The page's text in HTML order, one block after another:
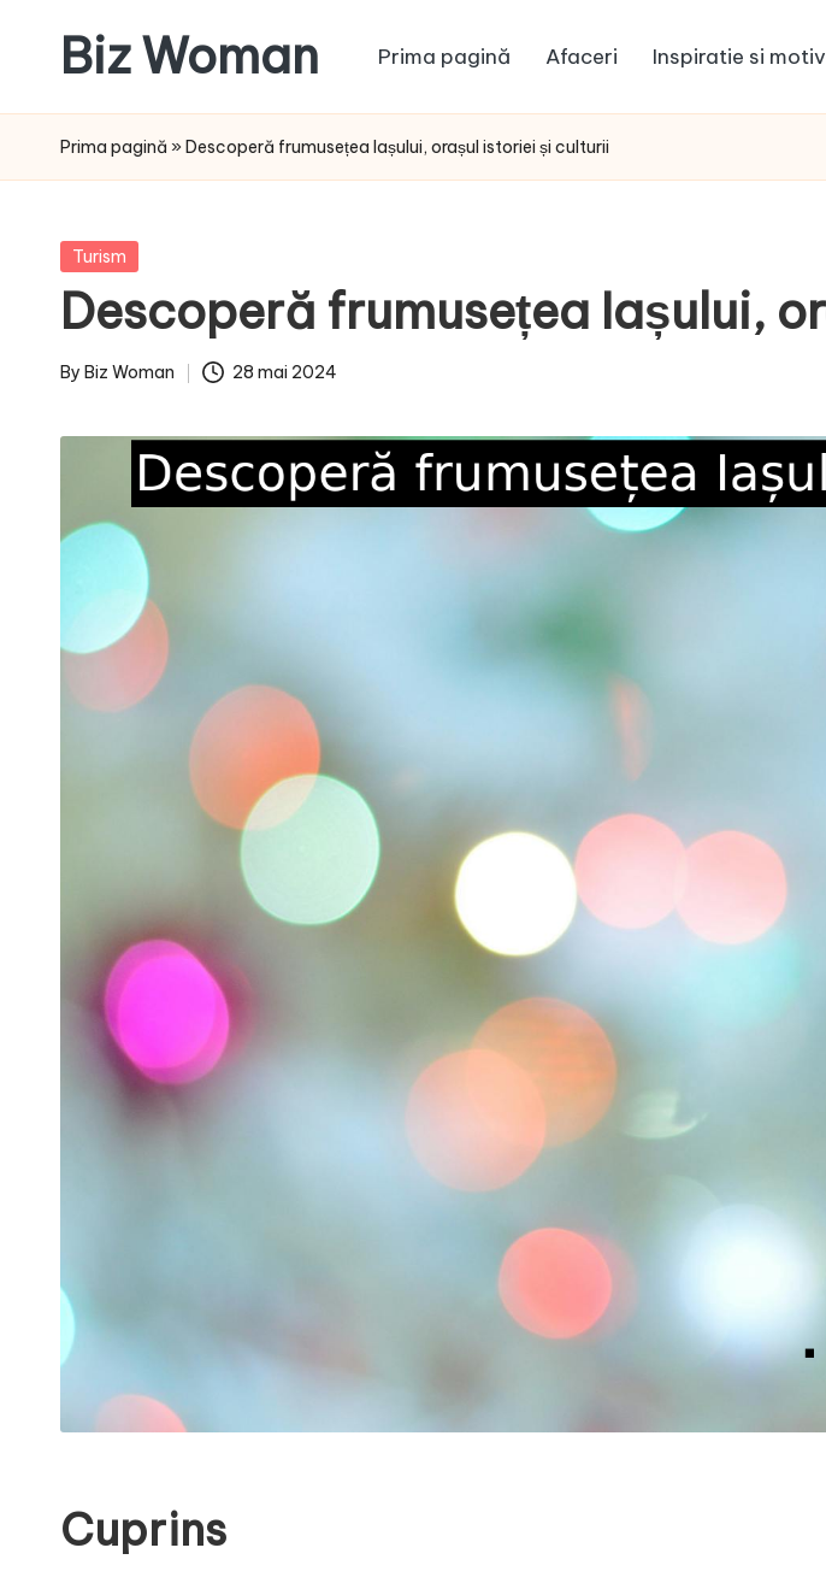
content
Biz Woman
ta,
succesul
Prima pagină Afaceri Inspiratie si
Prima pagină » Descoperă frumusețea Iașului, orașul istoriei și culturii
Posted
Turism
Descoperă frumusețea Iașului,
Posted
By Biz Woman 28 mai 2024
Cuprins